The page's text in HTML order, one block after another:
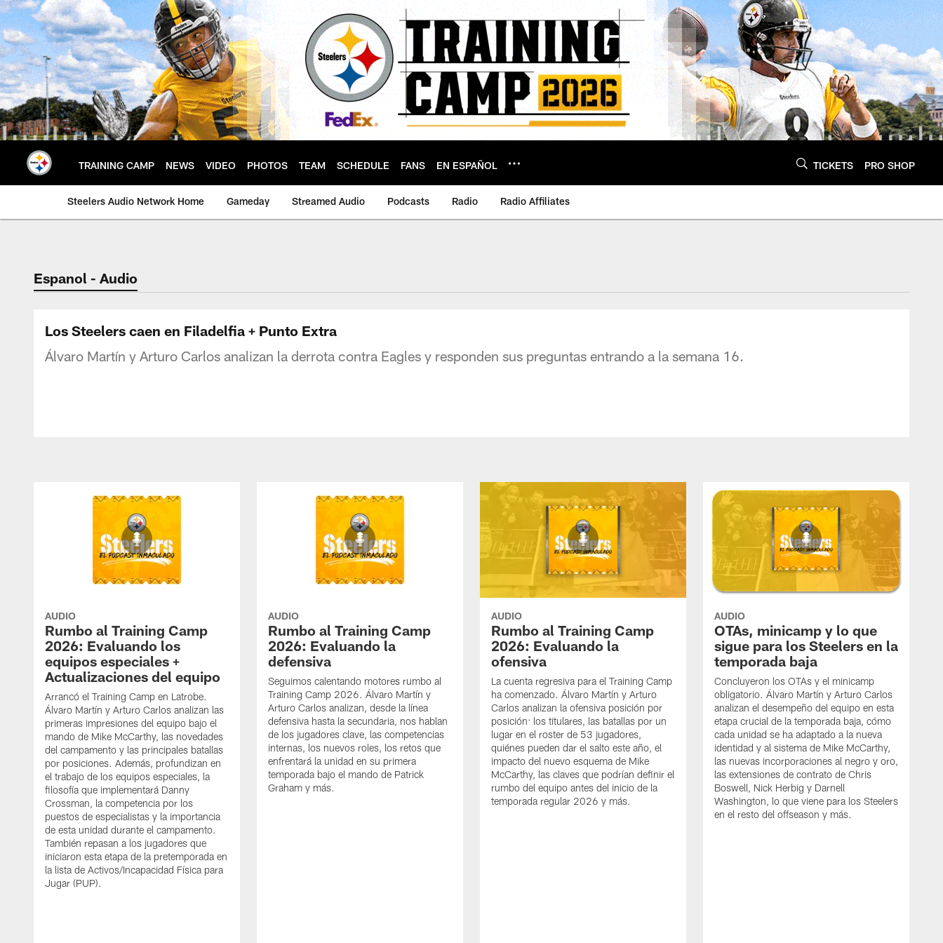
Skip
to
main
content
TRAINING CAMP NEWS VIDEO PHOTOS TEAM SCHEDULE FANS EN ESPAÑOL TICKETS PRO SHOP
Steelers Audio Network Home Gameday Streamed Audio Podcasts Radio Radio Affiliates
Espanol - Audio
Los Steelers caen en Filadelfia + Punto Extra
Álvaro Martín y Arturo Carlos analizan la derrota contra Eagles y responden sus preguntas entrando a la semana 16.
AUDIO
Rumbo al Training Camp
2026: Evaluando los
equipos especiales +
Actualizaciones del equipo
Arrancó el Training Camp en Latrobe.
Álvaro Martín y Arturo Carlos analizan las
primeras impresiones del equipo bajo el
mando de Mike McCarthy, las novedades
del campamento y las principales batallas
por posiciones. Además, profundizan en
el trabajo de los equipos especiales, la
filosofía que implementará Danny
Crossman, la competencia por los
puestos de especialistas y la importancia
de esta unidad durante el campamento.
También repasan a los jugadores que
iniciaron esta etapa de la pretemporada en
la lista de Activos/Incapacidad Física para
Jugar (PUP).
AUDIO
Rumbo al Training Camp
2026: Evaluando la
defensiva
Seguimos calentando motores rumbo al
Training Camp 2026. Álvaro Martín y
Arturo Carlos analizan, desde la línea
defensiva hasta la secundaria, nos hablan
de los jugadores clave, las competencias
internas, los nuevos roles, los retos que
enfrentará la unidad en su primera
temporada bajo el mando de Patrick
Graham y más.
AUDIO
Rumbo al Training Camp
2026: Evaluando la
ofensiva
La cuenta regresiva para el Training Camp
ha comenzado. Álvaro Martín y Arturo
Carlos analizan la ofensiva posición por
posición: los titulares, las batallas por un
lugar en el roster de 53 jugadores,
quiénes pueden dar el salto este año, el
impacto del nuevo esquema de Mike
McCarthy, las claves que podrían definir el
rumbo del equipo antes del inicio de la
temporada regular 2026 y más.
AUDIO
OTAs, minicamp y lo que
sigue para los Steelers en la
temporada baja
Concluyeron los OTAs y el minicamp
obligatorio. Álvaro Martín y Arturo Carlos
analizan el desempeño del equipo en esta
etapa crucial de la temporada baja, cómo
cada unidad se ha adaptado a la nueva
identidad y al sistema de Mike McCarthy,
las nuevas incorporaciones al negro y oro,
las extensiones de contrato de Chris
Boswell, Nick Herbig y Darnell
Washington, lo que viene para los Steelers
en el resto del offseason y más.